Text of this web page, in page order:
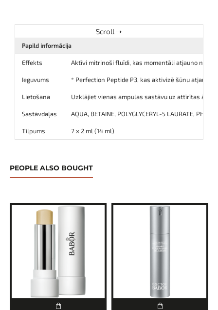
Papild informācija
Effekts Aktīvi mitrinoši fluīdi, kas momentāli atjauno
Ieguvums * Perfection Peptide P3, kas aktivizē šūnu
Lietošana Uzklājiet vienas ampulas sastāvu uz attīrītas
Sastāvdaļas AQUA, BETAINE, POLYGLYCERYL-5 LAURATE,
Tilpums 7 x 2 ml (14 ml)
PEOPLE ALSO BOUGHT